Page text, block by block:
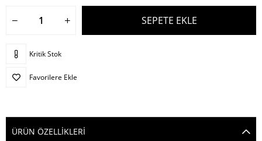
Kritik Stok
Favorilere Ekle
ÜRÜN ÖZELLIKLERI